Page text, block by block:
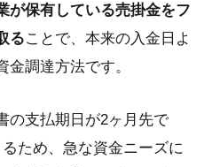
が保有している売掛金をフ
ることで、本来の入金日よ
金調達方法です。
の支払期日が2ヶ月先で
ため、急な資金ニーズに